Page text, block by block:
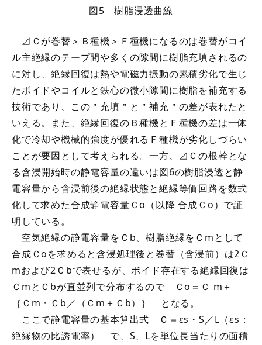
図5 樹脂浸透曲線
⊿Ｃが巻替＞Ｂ種機＞Ｆ種機になるのは巻替がコイ
ル主絶縁のテープ間や多くの隙間に樹脂充填されるの
に対し、絶縁回復は熱や電磁力振動の累積劣化で生じ
たボイドやコイルと鉄心の微小隙間に樹脂を補充する
技術であり、この＂充填＂と＂補充＂の差が表れたと
いえる。また、絶縁回復のＢ種機とＦ種機の差は一体
化で冷却や機械的強度が優れるＦ種機が劣化しづらい
ことが要因として考えられる。一方、⊿Ｃの根幹とな
る含浸開始時の静電容量の違いは図6の樹脂浸透と静
電容量から含浸前後の絶縁状態と絶縁等価回路を数式
化して求めた合成静電容量Ｃo（以降 合成Ｃo）で証
明している。
空気絶縁の静電容量をＣb、樹脂絶縁をＣmとして
合成Ｃoを求めると含浸処理後と巻替（含浸前）は2Ｃ
mおよび2Ｃbで表せるが、ボイド存在する絶縁回復は
ＣmとＣbが直並列で分布するので Ｃo＝Ｃ m＋
｛Ｃm・Ｃb／（Ｃm＋Ｃb）｝ となる。
ここで静電容量の基本算出式 Ｃ＝εs・S／L（εs：
絶縁物の比誘電率） で、S、Lを単位長当たりの面積